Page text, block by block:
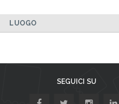
LUOGO
SEGUICI SU